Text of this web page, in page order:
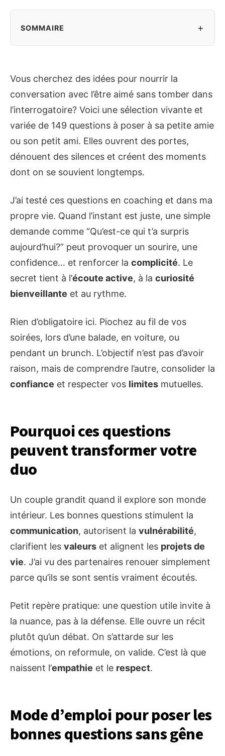
SOMMAIRE +
Vous cherchez des idées pour nourrir la
conversation avec l’être aimé sans tomber dans
l’interrogatoire? Voici une sélection vivante et
variée de 149 questions à poser à sa petite amie
ou son petit ami. Elles ouvrent des portes,
dénouent des silences et créent des moments
dont on se souvient longtemps.
J’ai testé ces questions en coaching et dans ma
propre vie. Quand l’instant est juste, une simple
demande comme “Qu’est-ce qui t’a surpris
aujourd’hui?” peut provoquer un sourire, une
confidence… et renforcer la complicité. Le
secret tient à l’écoute active, à la curiosité
bienveillante et au rythme.
Rien d’obligatoire ici. Piochez au fil de vos
soirées, lors d’une balade, en voiture, ou
pendant un brunch. L’objectif n’est pas d’avoir
raison, mais de comprendre l’autre, consolider la
confiance et respecter vos limites mutuelles.
Pourquoi ces questions
peuvent transformer votre
duo
Un couple grandit quand il explore son monde
intérieur. Les bonnes questions stimulent la
communication, autorisent la vulnérabilité,
clarifient les valeurs et alignent les projets de
vie. J’ai vu des partenaires renouer simplement
parce qu’ils se sont sentis vraiment écoutés.
Petit repère pratique: une question utile invite à
la nuance, pas à la défense. Elle ouvre un récit
plutôt qu’un débat. On s’attarde sur les
émotions, on reformule, on valide. C’est là que
naissent l’empathie et le respect.
Mode d’emploi pour poser les
bonnes questions sans gêne